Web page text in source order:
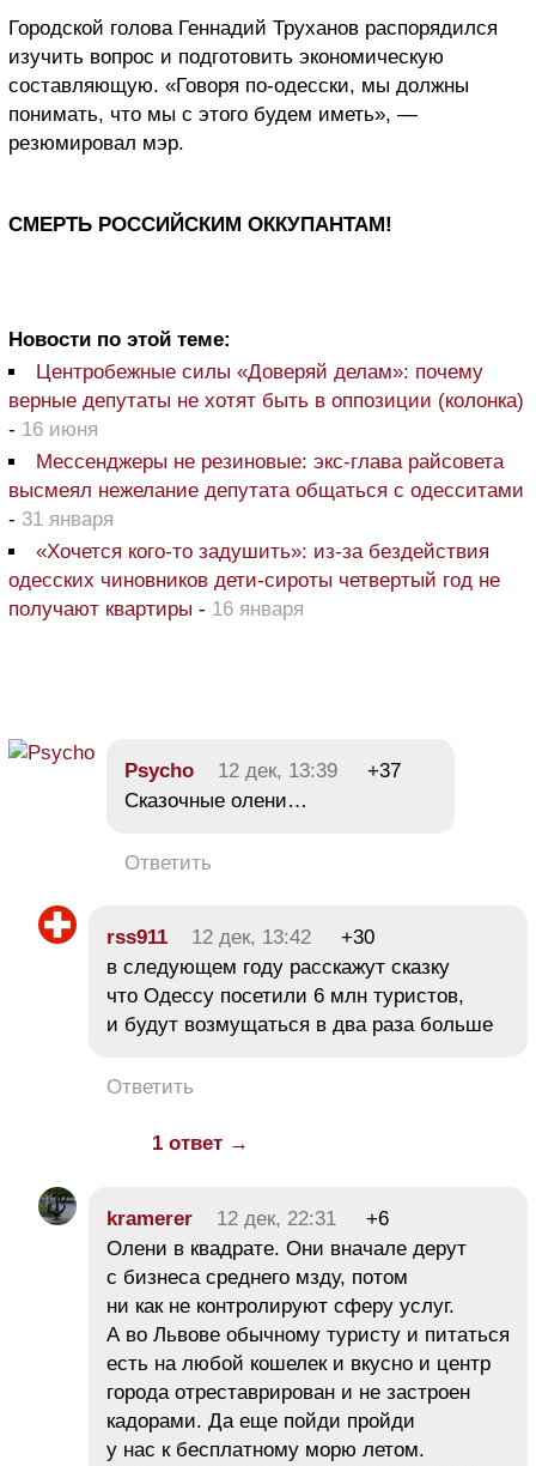
Городской голова Геннадий Труханов распорядился
изучить вопрос и подготовить экономическую
составляющую. «Говоря по-одесски, мы должны
понимать, что мы с этого будем иметь», —
резюмировал мэр.
СМЕРТЬ РОССИЙСКИМ ОККУПАНТАМ!
Новости по этой теме:
Центробежные силы «Доверяй делам»: почему
верные депутаты не хотят быть в оппозиции (колонка)
- 16 июня
Мессенджеры не резиновые: экс-глава райсовета
высмеял нежелание депутата общаться с одесситами
- 31 января
«Хочется кого-то задушить»: из-за бездействия
одесских чиновников дети-сироты четвертый год не
получают квартиры - 16 января
Psycho 12 дек, 13:39
+37
Сказочные олени…
Ответить
rss911 12 дек, 13:42
+30
в следующем году расскажут сказку
что Одессу посетили 6 млн туристов,
и будут возмущаться в два раза больше
Ответить
1 ответ →
kramerer 12 дек, 22:31
+6
Олени в квадрате. Они вначале дерут
с бизнеса среднего мзду, потом
ни как не контролируют сферу услуг.
А во Львове обычному туристу и питаться
есть на любой кошелек и вкусно и центр
города отреставрирован и не застроен
кадорами. Да еще пойди пройди
у нас к бесплатному морю летом.